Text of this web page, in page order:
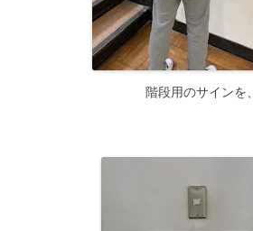
階段用のサインを、